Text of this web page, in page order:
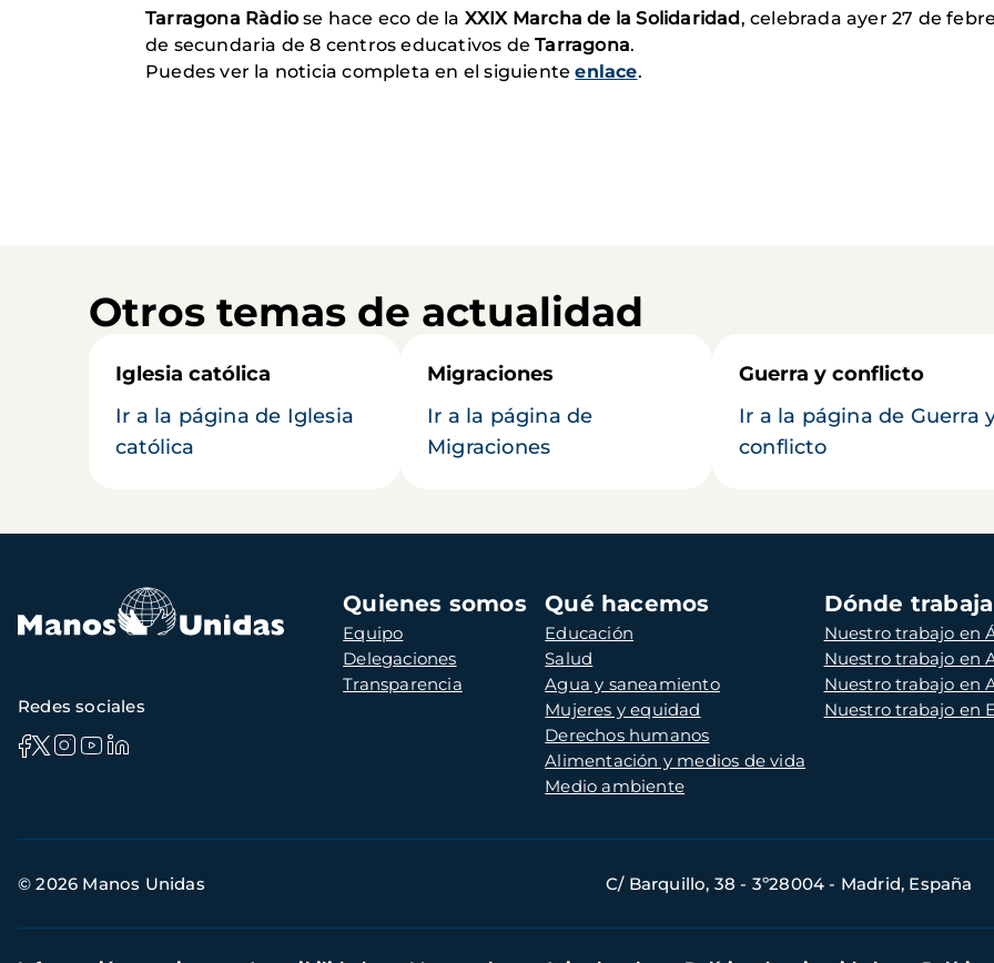
Tarragona Ràdiose hace eco de la XXIX Marcha de la Solidaridad, celebrada ayer 27 de
de secundaria de 8 centros educativos deTarragona.
Puedes ver la noticia completa en el siguienteenlace.
Otros temas de actualidad
Iglesia católica
Ir a la página de Iglesia
católica
Migraciones
Ir a la página de
Migraciones
Guerra y conflicto
Ir a la página de Guerra
conflicto
Navegación
principal
Quienes somos
Equipo
Delegaciones
Transparencia
Qué hacemos
Educación
Salud
Agua y saneamiento
Mujeres y equidad
Derechos humanos
Alimentación y medios de vida
Medio ambiente
Dónde
Nuestro trabajo en
Nuestro trabajo en
Nuestro trabajo en
Nuestro trabajo en
Redes sociales
de
© 2026 Manos Unidas C/ Barquillo, 38 - 3º28004 - Madrid, España